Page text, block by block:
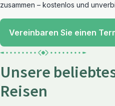
zusammen – kostenlos und
Vereinbaren Sie einen
Unsere
Reisen